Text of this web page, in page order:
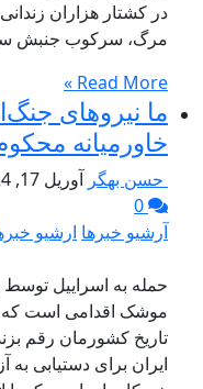
مرگ، سرکوب جنبش
Read More »
ما نیروهای
خاورمیانه
حسن بهگر آوریل 17, 2024
آرشیو خبرها ارشیو
حمله به اسراییل
موشک اقدامی است که
تاریخ کشورمان رقم
ایران برای دستیابی